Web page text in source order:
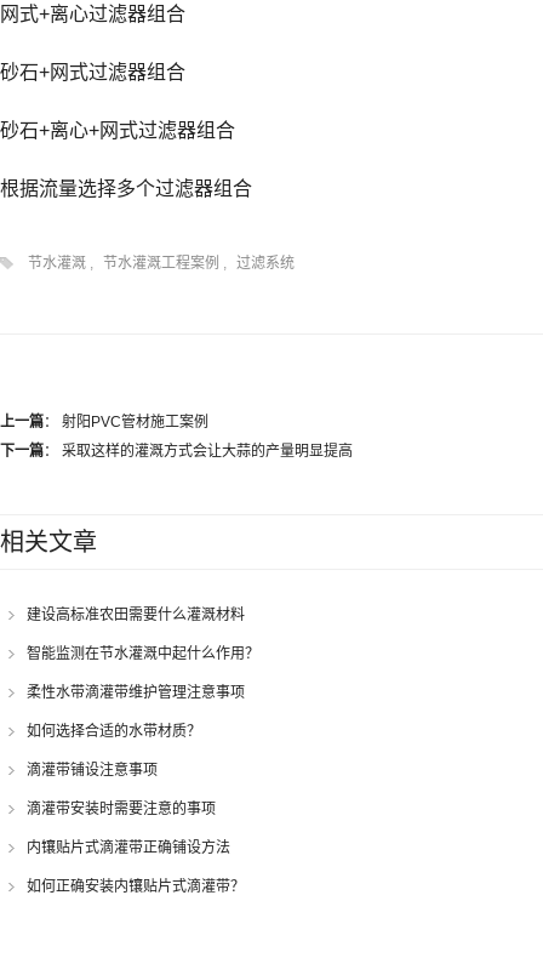
网式+离心过滤器组合
砂石+网式过滤器组合
砂石+离心+网式过滤器组合
根据流量选择多个过滤器组合
节水灌溉 , 节水灌溉工程案例 , 过滤系统
上一篇： 射阳PVC管材施工案例
下一篇： 采取这样的灌溉方式会让大蒜的产量明显提高
相关文章
建设高标准农田需要什么灌溉材料
智能监测在节水灌溉中起什么作用？
柔性水带滴灌带维护管理注意事项
如何选择合适的水带材质？
滴灌带铺设注意事项
滴灌带安装时需要注意的事项
内镶贴片式滴灌带正确铺设方法
如何正确安装内镶贴片式滴灌带？